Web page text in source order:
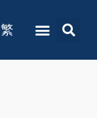
繁